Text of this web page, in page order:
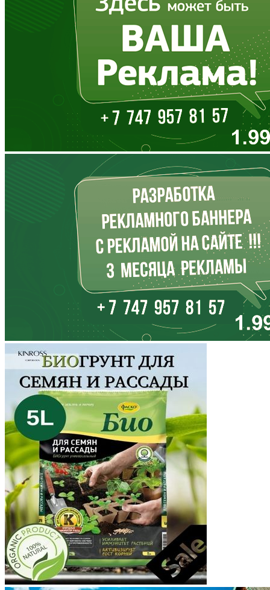
Дагестан
Еврейская АО
Забайкальский край
Запорожская область
Ивановская область
Иркутская область
Кабардино-Балкария
Калининградская область
Калмыкия
Калужская область
Камчатский край
Карачаево-Черкесия
Карелия
Кемеровская область
Кировская область
Коми
Корякский округ
Костромская область
Краснодарский край
Красноярский край
Крым
Курганская область